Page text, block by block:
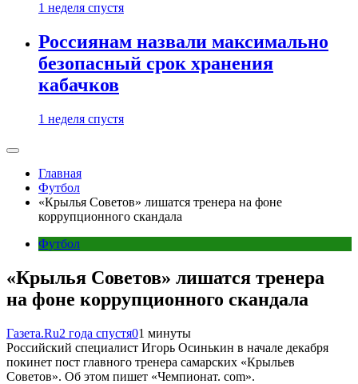
1 неделя спустя
Россиянам назвали максимально
безопасный срок хранения
кабачков
1 неделя спустя
Главная
Футбол
«Крылья Советов» лишатся тренера на фоне
коррупционного скандала
Футбол
«Крылья Советов» лишатся тренера
на фоне коррупционного скандала
Газета.Ru2 года спустя01 минуты
Российский специалист Игорь Осинькин в начале декабря
покинет пост главного тренера самарских «Крыльев
Советов». Об этом пишет «Чемпионат. com».